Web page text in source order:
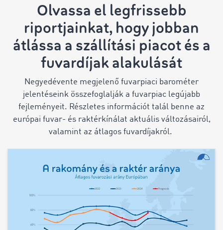
Olvassa el legfrissebb
riportjainkat, hogy jobban
átlássa a szállítási piacot és a
fuvardíjak alakulását
Negyedévente megjelenő fuvarpiaci barométer
jelentéseink összefoglalják a fuvarpiac legújabb
fejleményeit. Részletes információt talál benne az
európai fuvar- és raktérkínálat aktuális változásairól,
valamint az átlagos fuvardíjakról.